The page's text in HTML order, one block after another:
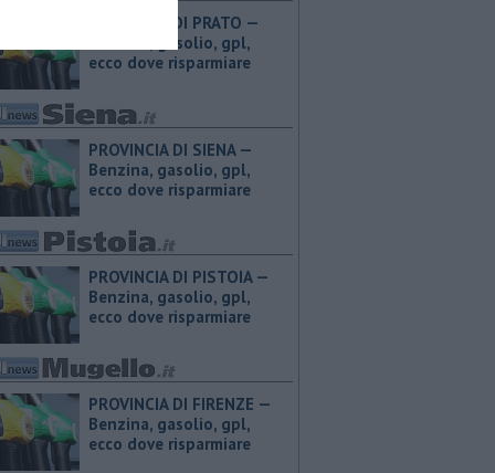
PROVINCIA DI PRATO — ​
Benzina, gasolio, gpl,
ecco dove risparmiare
PROVINCIA DI SIENA — ​
Benzina, gasolio, gpl,
ecco dove risparmiare
PROVINCIA DI PISTOIA — ​
Benzina, gasolio, gpl,
ecco dove risparmiare
PROVINCIA DI FIRENZE — ​
Benzina, gasolio, gpl,
ecco dove risparmiare